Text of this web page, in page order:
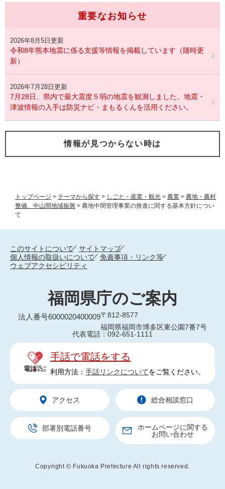
トップページ > テーマから探す > しごと・産業・観光 > 農業 > 農地・農村
整備、中山間地域振興 > 農地中間管理事業の推進に関する基本方針につい
て
重要なお知らせ
2026年8月5日更新
令和8年熊本地震に係る支援等情報を掲載しています（随時更
新）
2026年7月28日更新
7月28日、県内で最大震度５弱の地震を観測しました。地震・
津波情報の入手は防災ナビ・まもるくんを活用ください。
情報が見つからない時は
このサイトについて
サイトマップ
個人情報の取扱いについて
免責事項・リンク等
ウェブアクセシビリティ
福岡県庁のご案内
法人番号6000020400009〒812-8577
福岡県福岡市博多区東公園7番7号
代表電話：092-651-1111
手話で電話をする
利用方法： 手話リンクについてをご覧ください。
アクセス 総合相談窓口
部署別電話番号
ホームページに関する
お問い合わせ
Copyright © Fukuoka Prefecture All rights reserved.